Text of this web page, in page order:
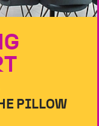
PILLOW